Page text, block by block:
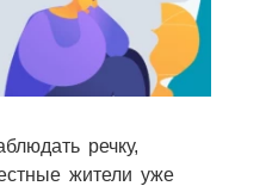
речку,
жители уже